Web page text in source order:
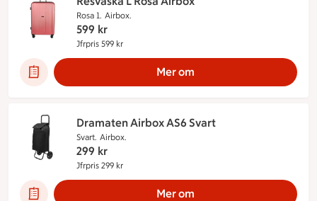
Rosa 1. Airbox.
599 kr
Jfrpris 599 kr
Mer om
Dramaten Airbox AS6 Svart
Svart. Airbox.
299 kr
Jfrpris 299 kr
Mer om